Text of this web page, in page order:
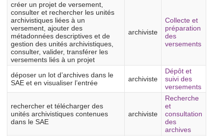
créer un projet de versement,
consulter et rechercher les unités
archivistiques liées à un
versement, ajouter des
métadonnées descriptives et de
gestion des unités archivistiques,
consulter, valider, transférer les
versements liés à un projet
archiviste
Collecte et
préparation
des
versements
déposer un lot d’archives dans le
SAE et en visualiser l’entrée
archiviste
Dépôt et
suivi des
versements
rechercher et télécharger des
unités archivistiques contenues
dans le SAE
archiviste
Recherche
et
consultation
des
archives